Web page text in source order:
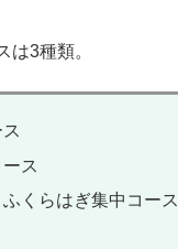
は3種類。
ス
くらはぎ集中コース